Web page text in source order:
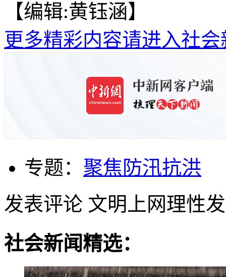
【编辑:黄钰涵】
更多精彩内容请进入社会
专题： 聚焦防汛抗洪
发表评论 文明上网理性
社会新闻精选：